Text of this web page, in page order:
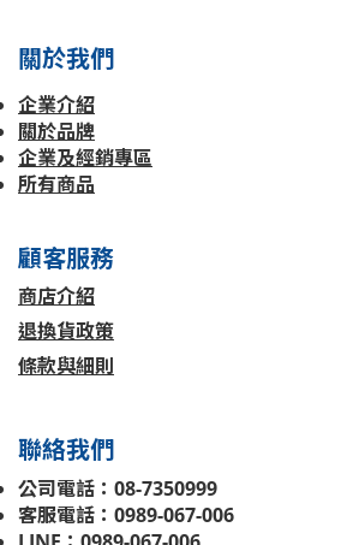
關於我們
企業介紹
關於品牌
企業及經銷專區
所有商品
顧客服務
商店介紹
退換貨政策
條款與細則
聯絡我們
公司電話：08-7350999
客服電話：0989-067-006